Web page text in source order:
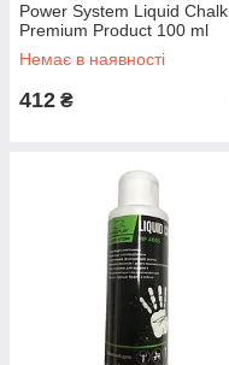
Power System Liquid Chalk
Premium Product 100 ml
Немає в наявності
412 ₴